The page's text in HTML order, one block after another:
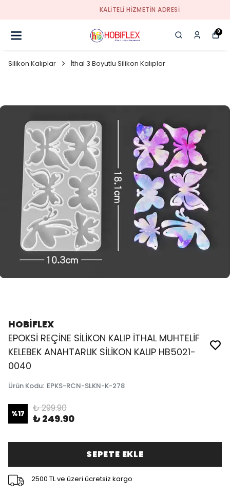
KALİTELİ HİZMETİN ADRESİ
0
Silikon Kalıplar İthal 3 Boyutlu Silikon Kalıplar
HOBİFLEX
EPOKSİ REÇİNE SİLİKON KALIP İTHAL MUHTELİF
KELEBEK ANAHTARLIK SİLİKON KALIP HB5021-
0040
Ürün Kodu: EPKS-RCN-SLKN-K-278
%17 ₺ 299.90
₺ 249.90
SEPETE EKLE
2500 TL ve üzeri ücretsiz kargo